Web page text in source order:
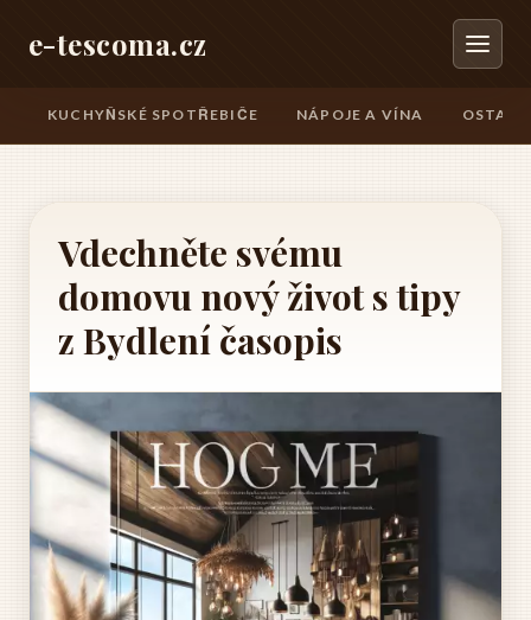
e-tescoma.cz
KUCHYŇSKÉ SPOTŘEBIČE NÁPOJE A VÍNA
Vdechněte svému
domovu nový život s tipy
z Bydlení časopis